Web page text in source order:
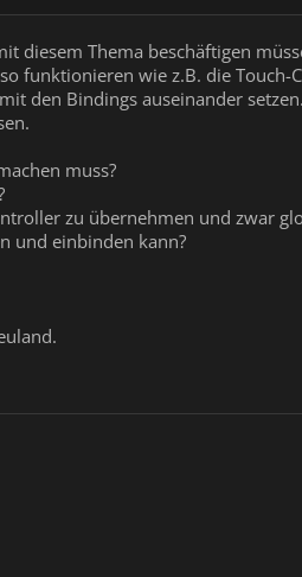
diesem Thema beschäftigen
funktionieren wie z.B. die Touch-
den Bindings auseinander setzen.
muss?
zu übernehmen und zwar
und einbinden kann?